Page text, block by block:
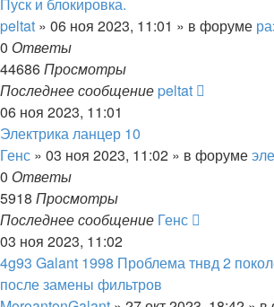
peltat » 06 ноя 2023, 11:01 » в форуме
0 Ответы
44686Просмотры
Последнее сообщение peltat
06 ноя 2023, 11:01
Электрика ланцер 10
Генс » 03 ноя 2023, 11:02 » в форуме
0 Ответы
5918 Просмотры
Последнее сообщение Генс
03 ноя 2023, 11:02
4g93 Galant 1998 Проблема тнвд 2
после замены фильтров